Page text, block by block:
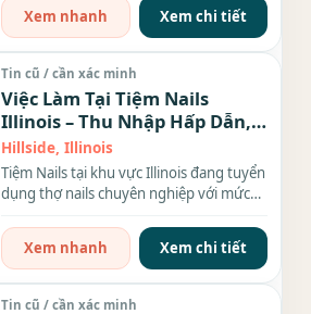
Xem nhanh
Xem chi tiết
Tin cũ / cần xác minh
Việc Làm Tại Tiệm Nails
Illinois – Thu Nhập Hấp Dẫn,
Môi Trường Làm Việc Thân
Thiện!
Hillside, Illinois
Tiệm Nails tại khu vực Illinois đang tuyển
dụng thợ nails chuyên nghiệp với mức
Xem nhanh
Xem chi tiết
Tin cũ / cần xác minh